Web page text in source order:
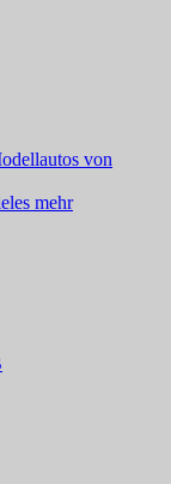
von
mehr